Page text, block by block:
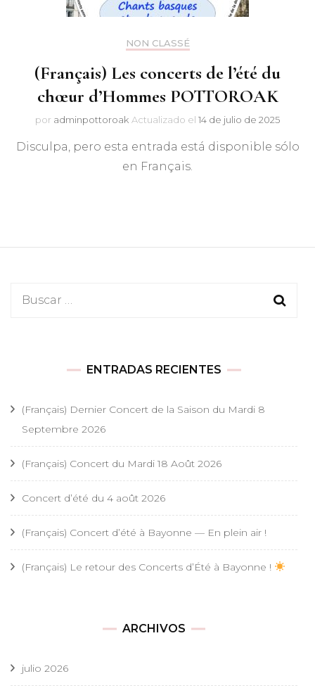
NON CLASSÉ
(Français) Les concerts de l’été du
chœur d’Hommes POTTOROAK
por adminpottoroak Actualizado el 14 de julio de 2025
Disculpa, pero esta entrada está disponible sólo
en Français.
Buscar:
ENTRADAS RECIENTES
(Français) Dernier Concert de la Saison du Mardi 8
Septembre 2026
(Français) Concert du Mardi 18 Août 2026
Concert d’été du 4 août 2026
(Français) Concert d’été à Bayonne — En plein air !
(Français) Le retour des Concerts d’Été à Bayonne !
ARCHIVOS
julio 2026